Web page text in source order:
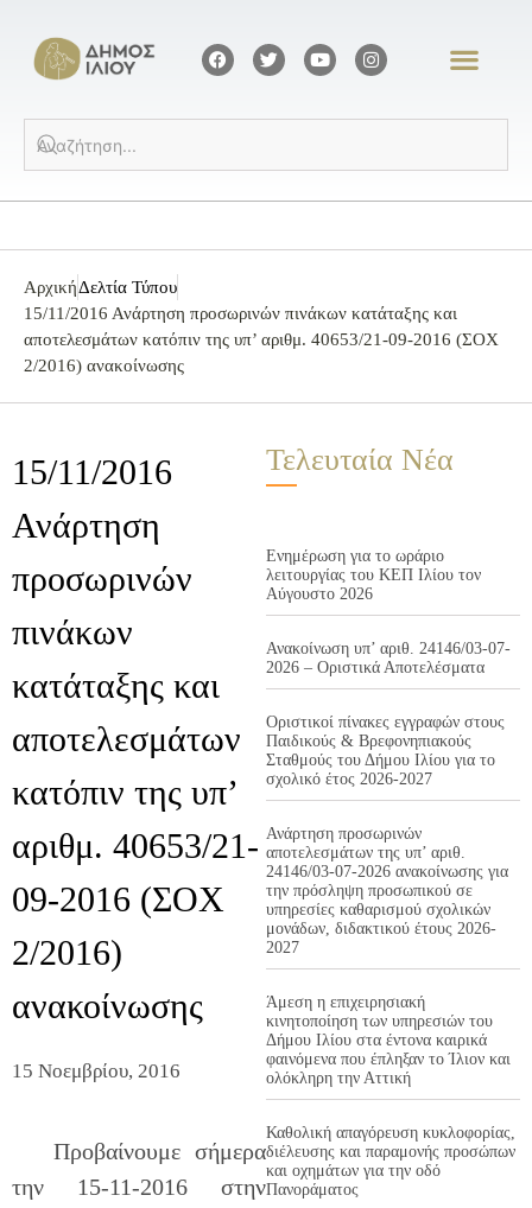
ΑρχικήΔελτία Τύπου
15/11/2016 Ανάρτηση προσωρινών πινάκων κατάταξης και
αποτελεσμάτων κατόπιν της υπ’ αριθμ. 40653/21-09-2016 (ΣΟΧ
2/2016) ανακοίνωσης
15/11/2016
Ανάρτηση
προσωρινών
πινάκων
κατάταξης και
αποτελεσμάτων
κατόπιν της υπ’
αριθμ. 40653/21-
09-2016 (ΣΟΧ
2/2016)
ανακοίνωσης
15 Νοεμβρίου, 2016
Προβαίνουμε σήμερα
την 15-11-2016 στην
Τελευταία Νέα
Ενημέρωση για το ωράριο
λειτουργίας του ΚΕΠ Ιλίου τον
Αύγουστο 2026
Ανακοίνωση υπ’ αριθ. 24146/03-07-
2026 – Οριστικά Αποτελέσματα
Οριστικοί πίνακες εγγραφών στους
Παιδικούς & Βρεφονηπιακούς
Σταθμούς του Δήμου Ιλίου για το
σχολικό έτος 2026-2027
Ανάρτηση προσωρινών
αποτελεσμάτων της υπ’ αριθ.
24146/03-07-2026 ανακοίνωσης για
την πρόσληψη προσωπικού σε
υπηρεσίες καθαρισμού σχολικών
μονάδων, διδακτικού έτους 2026-
2027
Άμεση η επιχειρησιακή
κινητοποίηση των υπηρεσιών του
Δήμου Ιλίου στα έντονα καιρικά
φαινόμενα που έπληξαν το Ίλιον και
ολόκληρη την Αττική
Καθολική απαγόρευση κυκλοφορίας,
διέλευσης και παραμονής προσώπων
και οχημάτων για την οδό
Πανοράματος